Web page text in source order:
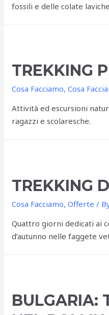
fossili e delle colate
TREKKING
Cosa Facciamo,Cosa
Attività ed escursioni
ragazzi e scolaresche.
TREKKING
Cosa Facciamo,Offerte /
Quattro giorni dedicati ai
d’autunno nelle faggete
BULGARIA: